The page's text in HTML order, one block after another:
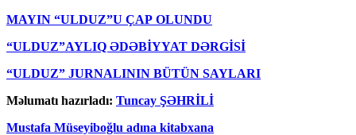
MAYIN “ULDUZ”U ÇAP OLUNDU
“ULDUZ”AYLIQ ƏDƏBİYYAT DƏRGİSİ
“ULDUZ” JURNALININ BÜTÜN SAYLARI
Məlumatı hazırladı: Tuncay ŞƏHRİLİ
Mustafa Müseyiboğlu adına kitabxana